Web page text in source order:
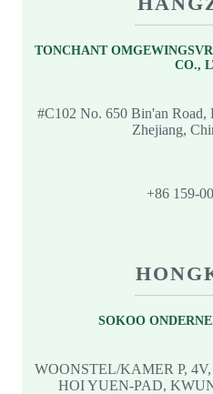
TONCHANT
CO.,
#C102 No. 650 Bin'an
Zhejiang,
+86 159-
SOKOO
WOONSTEL/KAMER P,
HOI YUEN-PAD,